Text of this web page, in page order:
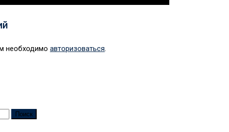
необходимо авторизоваться